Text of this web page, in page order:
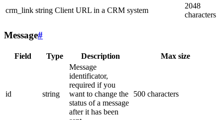
crm_link string Client URL in a CRM system
2048
characters
Message#
Field Type Description Max size
id string
Message
identificator,
required if you
want to change the
status of a message
after it has been
500 characters